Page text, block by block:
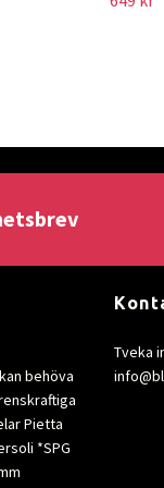
behöva
Pietta
*SPG
Tveka